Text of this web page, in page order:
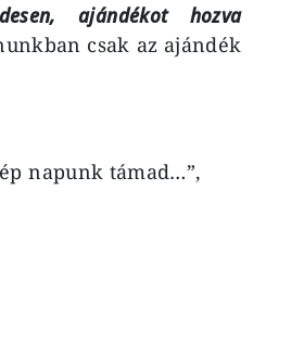
ajándékot hozva
csak az ajándék
napunk támad…”,